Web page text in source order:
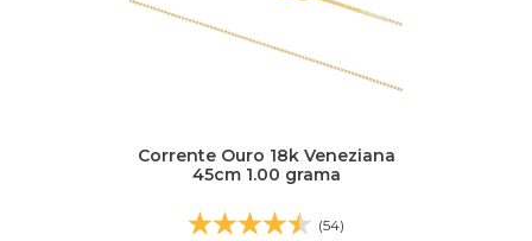
Corrente Ouro 18k Veneziana
45cm 1.00 grama
(54)